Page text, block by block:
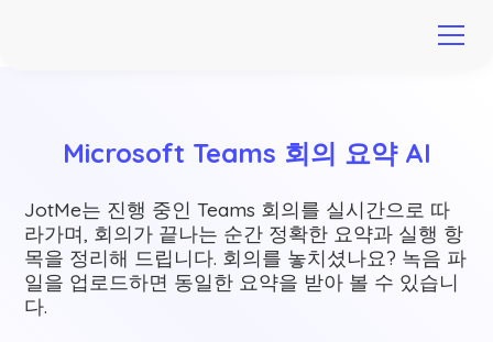
Microsoft Teams 회의 요약 AI
JotMe는 진행 중인 Teams 회의를 실시간으로 따
라가며, 회의가 끝나는 순간 정확한 요약과 실행 항
목을 정리해 드립니다. 회의를 놓치셨나요? 녹음 파
일을 업로드하면 동일한 요약을 받아 볼 수 있습니
다.